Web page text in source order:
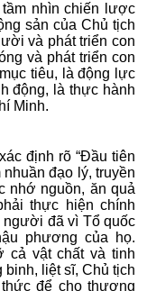
nhìn chiến lược
sản của Chủ tịch
và phát triển con
và phát triển con
tiêu, là động lực
động, là thực hành
Minh.
định rõ “Đầu tiên
đạo lý, truyền
nhớ nguồn, ăn quả
thực hiện chính
đã vì Tổ quốc
phương của họ.
cả vật chất và tinh
liệt sĩ, Chủ tịch
để cho thương